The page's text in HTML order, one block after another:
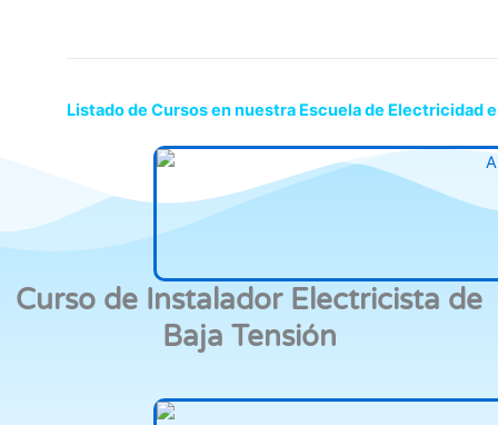
Listado de Cursos en nuestra Escuela de Electricidad
Curso de Instalador Electricista de
Baja Tensión